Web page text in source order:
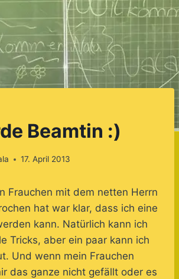
Beamtin :)
17. April 2013
Frauchen mit dem netten Herrn
hat war klar, dass ich eine
kann. Natürlich kann ich
Tricks, aber ein paar kann ich
Und wenn mein Frauchen
das ganze nicht gefällt oder es